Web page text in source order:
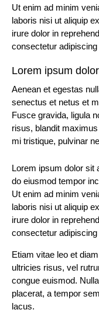
Ut enim ad minim
laboris nisi ut aliquip
irure dolor in
consectetur adipiscing
Lorem ipsum
Aenean et egestas
senectus et netus et
Fusce gravida, ligula
risus, blandit
mi tristique, pulvinar
Lorem ipsum dolor sit
do eiusmod tempor
Ut enim ad minim
laboris nisi ut aliquip
irure dolor in
consectetur adipiscing
Etiam vitae leo et
ultricies risus, vel
congue euismod.
placerat, a tempor
lacus.